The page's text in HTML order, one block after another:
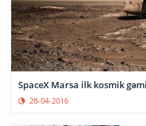
SpaceX Marsa ilk kosmik
28-04-2016